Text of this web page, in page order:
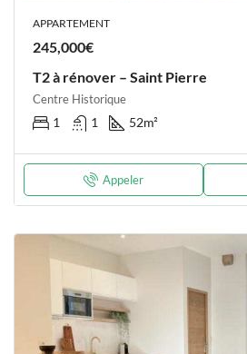
APPARTEMENT
245,000€
T2 à rénover – Saint Pierre
Centre Historique
1 1 52m²
Appeler